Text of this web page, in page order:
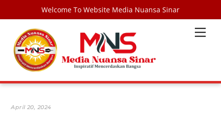
Welcome To Website Media Nuansa Sinar
content
April 20, 2024